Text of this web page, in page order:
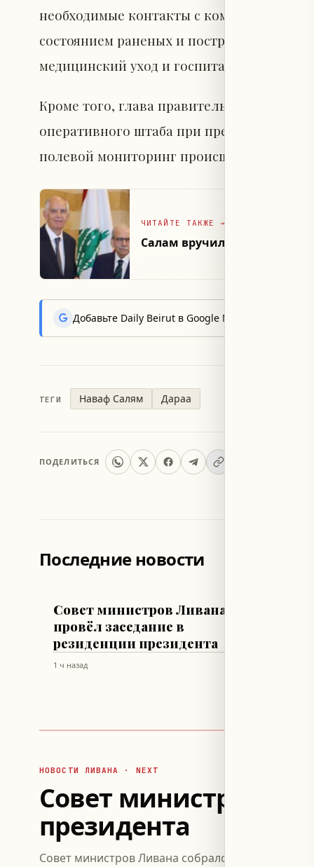
необходимые контакты с компетентными
состоянием раненых и пострадавших, а
медицинский уход и госпитализацию.
Кроме того, глава правительства
оперативного штаба при премьер-
полевой мониторинг происшествия.
ЧИТАЙТЕ ТАКЖЕ →
Салам вручил Магро
Добавьте Daily Beirut в Google News, чтобы
ТЕГИ Наваф Салям Дараа
ПОДЕЛИТЬСЯ
Последние новости
Совет министров Ливана
провёл заседание в
резиденции президента
1 ч назад
НОВОСТИ ЛИВАНА · NEXT
Совет министров
президента
Совет министров Ливана собрался в резиденции